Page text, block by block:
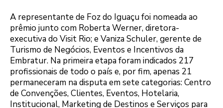
A representante de Foz do Iguaçu foi nomeada ao
prêmio junto com Roberta Werner, diretora-
executiva do Visit Rio; e Vaniza Schuler, gerente de
Turismo de Negócios, Eventos e Incentivos da
Embratur. Na primeira etapa foram indicados 217
profissionais de todo o país e, por fim, apenas 21
permaneceram na disputa em sete categorias: Centro
de Convenções, Clientes, Eventos, Hotelaria,
Institucional, Marketing de Destinos e Serviços para